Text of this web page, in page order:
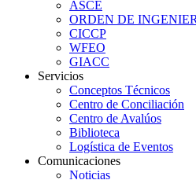
ASCE
ORDEN DE
CICCP
WFEO
GIACC
Servicios
Conceptos Técnicos
Centro de Conciliación
Centro de Avalúos
Biblioteca
Logística de Eventos
Comunicaciones
Noticias